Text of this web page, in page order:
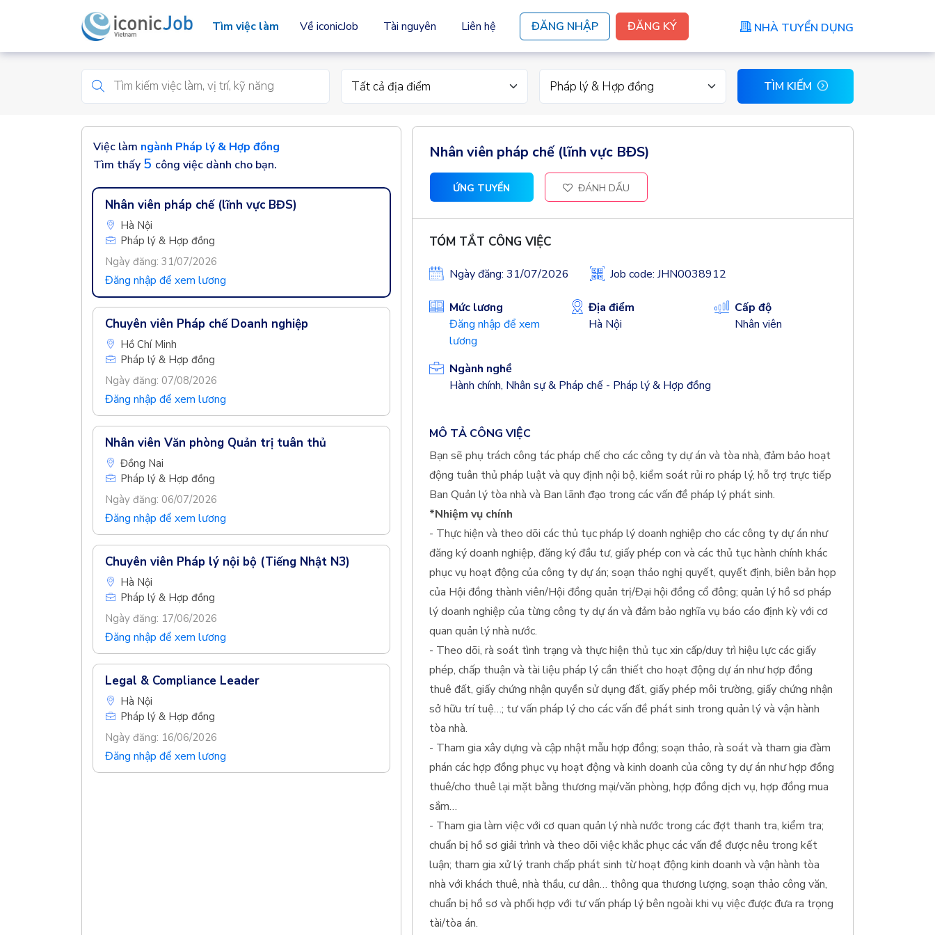
ĐĂNG NHẬP ĐĂNG KÝ NHÀ TUYỂN DỤNG
Tìm việc làm Về iconicJob Tài nguyên Liên hệ
Tất cả địa điểm Pháp lý & Hợp đồng TÌM KIẾM
Việc làm ngành Pháp lý & Hợp đồng
Tìm thấy 5 công việc dành cho bạn.
Nhân viên pháp chế (lĩnh vực BĐS)
Hà Nội
Pháp lý & Hợp đồng
Ngày đăng: 31/07/2026
Đăng nhập để xem lương
Chuyên viên Pháp chế Doanh nghiệp
Hồ Chí Minh
Pháp lý & Hợp đồng
Ngày đăng: 07/08/2026
Đăng nhập để xem lương
Nhân viên Văn phòng Quản trị tuân thủ
Đồng Nai
Pháp lý & Hợp đồng
Ngày đăng: 06/07/2026
Đăng nhập để xem lương
Chuyên viên Pháp lý nội bộ (Tiếng Nhật N3)
Hà Nội
Pháp lý & Hợp đồng
Ngày đăng: 17/06/2026
Đăng nhập để xem lương
Legal & Compliance Leader
Hà Nội
Pháp lý & Hợp đồng
Ngày đăng: 16/06/2026
Đăng nhập để xem lương
Nhân viên pháp chế (lĩnh vực BĐS)
ỨNG TUYỂN ĐÁNH DẤU
TÓM TẮT CÔNG VIỆC
Ngày đăng: 31/07/2026 Job code: JHN0038912
Mức lương
Đăng nhập để xem
lương
Địa điểm
Hà Nội
Cấp độ
Nhân viên
Ngành nghề
Hành chính, Nhân sự & Pháp chế - Pháp lý & Hợp đồng
MÔ TẢ CÔNG VIỆC
Bạn sẽ phụ trách công tác pháp chế cho các công ty dự án và tòa nhà, đảm bảo hoạt
động tuân thủ pháp luật và quy định nội bộ, kiểm soát rủi ro pháp lý, hỗ trợ trực tiếp
Ban Quản lý tòa nhà và Ban lãnh đạo trong các vấn đề pháp lý phát sinh.
*Nhiệm vụ chính
- Thực hiện và theo dõi các thủ tục pháp lý doanh nghiệp cho các công ty dự án như
đăng ký doanh nghiệp, đăng ký đầu tư, giấy phép con và các thủ tục hành chính khác
phục vụ hoạt động của công ty dự án; soạn thảo nghị quyết, quyết định, biên bản họp
của Hội đồng thành viên/Hội đồng quản trị/Đại hội đồng cổ đông; quản lý hồ sơ pháp
lý doanh nghiệp của từng công ty dự án và đảm bảo nghĩa vụ báo cáo định kỳ với cơ
quan quản lý nhà nước.
- Theo dõi, rà soát tình trạng và thực hiện thủ tục xin cấp/duy trì hiệu lực các giấy
phép, chấp thuận và tài liệu pháp lý cần thiết cho hoạt động dự án như hợp đồng
thuê đất, giấy chứng nhận quyền sử dụng đất, giấy phép môi trường, giấy chứng nhận
sở hữu trí tuệ…; tư vấn pháp lý cho các vấn đề phát sinh trong quản lý và vận hành
tòa nhà.
- Tham gia xây dựng và cập nhật mẫu hợp đồng; soạn thảo, rà soát và tham gia đàm
phán các hợp đồng phục vụ hoạt động và kinh doanh của công ty dự án như hợp đồng
thuê/cho thuê lại mặt bằng thương mại/văn phòng, hợp đồng dịch vụ, hợp đồng mua
sắm…
- Tham gia làm việc với cơ quan quản lý nhà nước trong các đợt thanh tra, kiểm tra;
chuẩn bị hồ sơ giải trình và theo dõi việc khắc phục các vấn đề được nêu trong kết
luận; tham gia xử lý tranh chấp phát sinh từ hoạt động kinh doanh và vận hành tòa
nhà với khách thuê, nhà thầu, cư dân… thông qua thương lượng, soạn thảo công văn,
chuẩn bị hồ sơ và phối hợp với tư vấn pháp lý bên ngoài khi vụ việc được đưa ra trọng
tài/tòa án.